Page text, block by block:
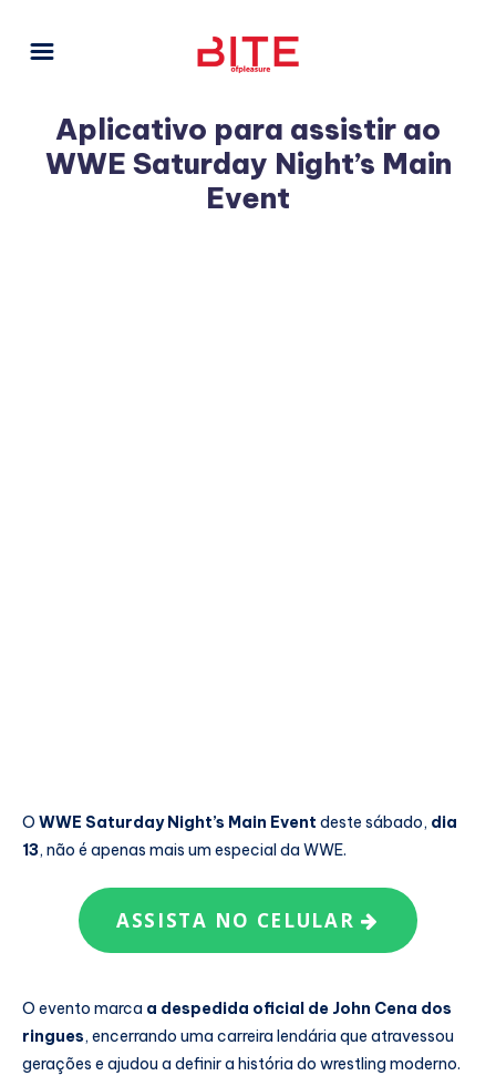
Aplicativo para assistir ao
WWE Saturday Night’s Main
Event
O WWE Saturday Night’s Main Event deste sábado, dia
13, não é apenas mais um especial da WWE.
ASSISTA NO CELULAR
O evento marca a despedida oficial de John Cena dos
ringues, encerrando uma carreira lendária que atravessou
gerações e ajudou a definir a história do wrestling moderno.